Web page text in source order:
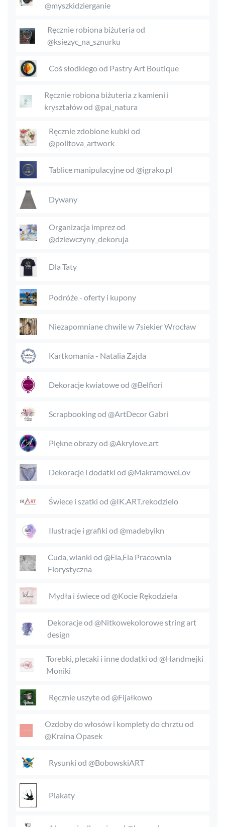
@myszkidzierganie
Ręcznie robiona biżuteria od
@ksiezyc_na_sznurku
Coś słodkiego od Pastry Art Boutique
Ręcznie robiona biżuteria z kamieni i
kryształów od @pai_natura
Ręcznie zdobione kubki od
@politova_artwork
Tablice manipulacyjne od @igrako.pl
Dywany
Organizacja imprez od
@dziewczyny_dekoruja
Dla Taty
Podróże - oferty i kupony
Niezapomniane chwile w 7siekier Wrocław
Kartkomania - Natalia Zajda
Dekoracje kwiatowe od @Belfiori
Scrapbooking od @ArtDecor Gabri
Piękne obrazy od @Akrylove.art
Dekoracje i dodatki od @MakramoweLov
Świece i szatki od @IK.ART.rekodzielo
Ilustracje i grafiki od @madebyikn
Cuda, wianki od @Ela,Ela Pracownia
Florystyczna
Mydła i świece od @Kocie Rękodzieła
Dekoracje od @Nitkowekolorowe string art
design
Torebki, plecaki i inne dodatki od @Handmejki
Moniki
Ręcznie uszyte od @Fijałkowo
Ozdoby do włosów i komplety do chrztu od
@Kraina Opasek
Rysunki od @BobowskiART
Plakaty